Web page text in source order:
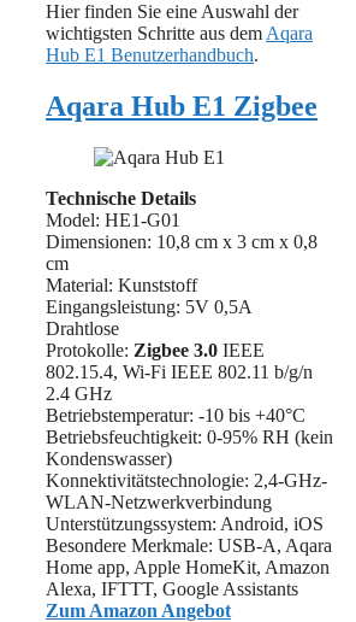
Hier finden Sie eine Auswahl der
wichtigsten Schritte aus dem Aqara
Hub E1 Benutzerhandbuch.
Aqara Hub E1 Zigbee
Technische Details
Model: HE1-G01
Dimensionen: 10,8 cm x 3 cm x 0,8
cm
Material: Kunststoff
Eingangsleistung: 5V 0,5A
Drahtlose
Protokolle: Zigbee 3.0 IEEE
802.15.4, Wi-Fi IEEE 802.11 b/g/n
2.4 GHz
Betriebstemperatur: -10 bis +40°C
Betriebsfeuchtigkeit: 0-95% RH (kein
Kondenswasser)
Konnektivitätstechnologie: 2,4-GHz-
WLAN-Netzwerkverbindung
Unterstützungssystem: Android, iOS
Besondere Merkmale: ‎USB-A, Aqara
Home app, Apple HomeKit, Amazon
Alexa, IFTTT, Google Assistants
Zum Amazon Angebot